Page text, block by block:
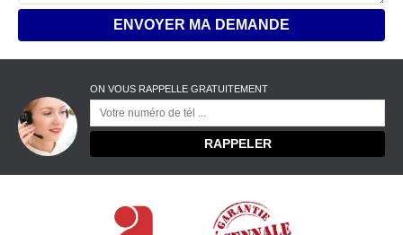
ON VOUS RAPPELLE GRATUITEMENT